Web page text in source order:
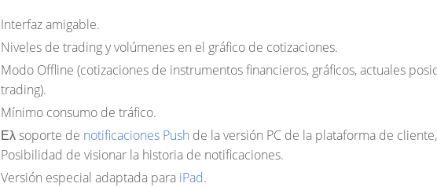
Interfaz amigable.
Niveles de trading y volúmenes en el gráfico de cotizaciones.
Modo Offline (cotizaciones de instrumentos financieros, gráficos, actuales
trading).
Mínimo consumo de tráfico.
Ελsoporte de notificaciones Push de la versión PC de la plataforma de
Posibilidad de visionar la historia de notificaciones.
Versión especial adaptada para iPad.